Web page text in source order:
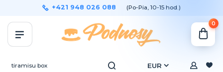
EUR
+421 948 026 088 (Po-Pia, 10-15 hod.)
0